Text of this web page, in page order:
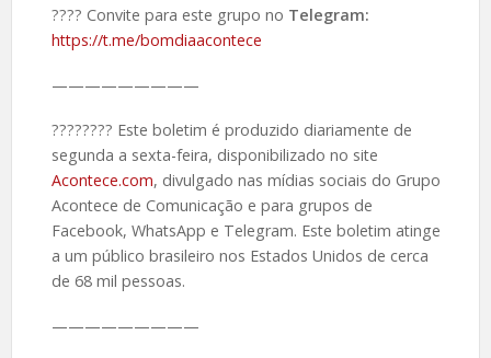
???? Convite para este grupo no Telegram:
https://t.me/bomdiaacontece
—————————
????️???? Este boletim é produzido diariamente de
segunda a sexta-feira, disponibilizado no site
Acontece.com, divulgado nas mídias sociais do Grupo
Acontece de Comunicação e para grupos de
Facebook, WhatsApp e Telegram. Este boletim atinge
a um público brasileiro nos Estados Unidos de cerca
de 68 mil pessoas.
—————————